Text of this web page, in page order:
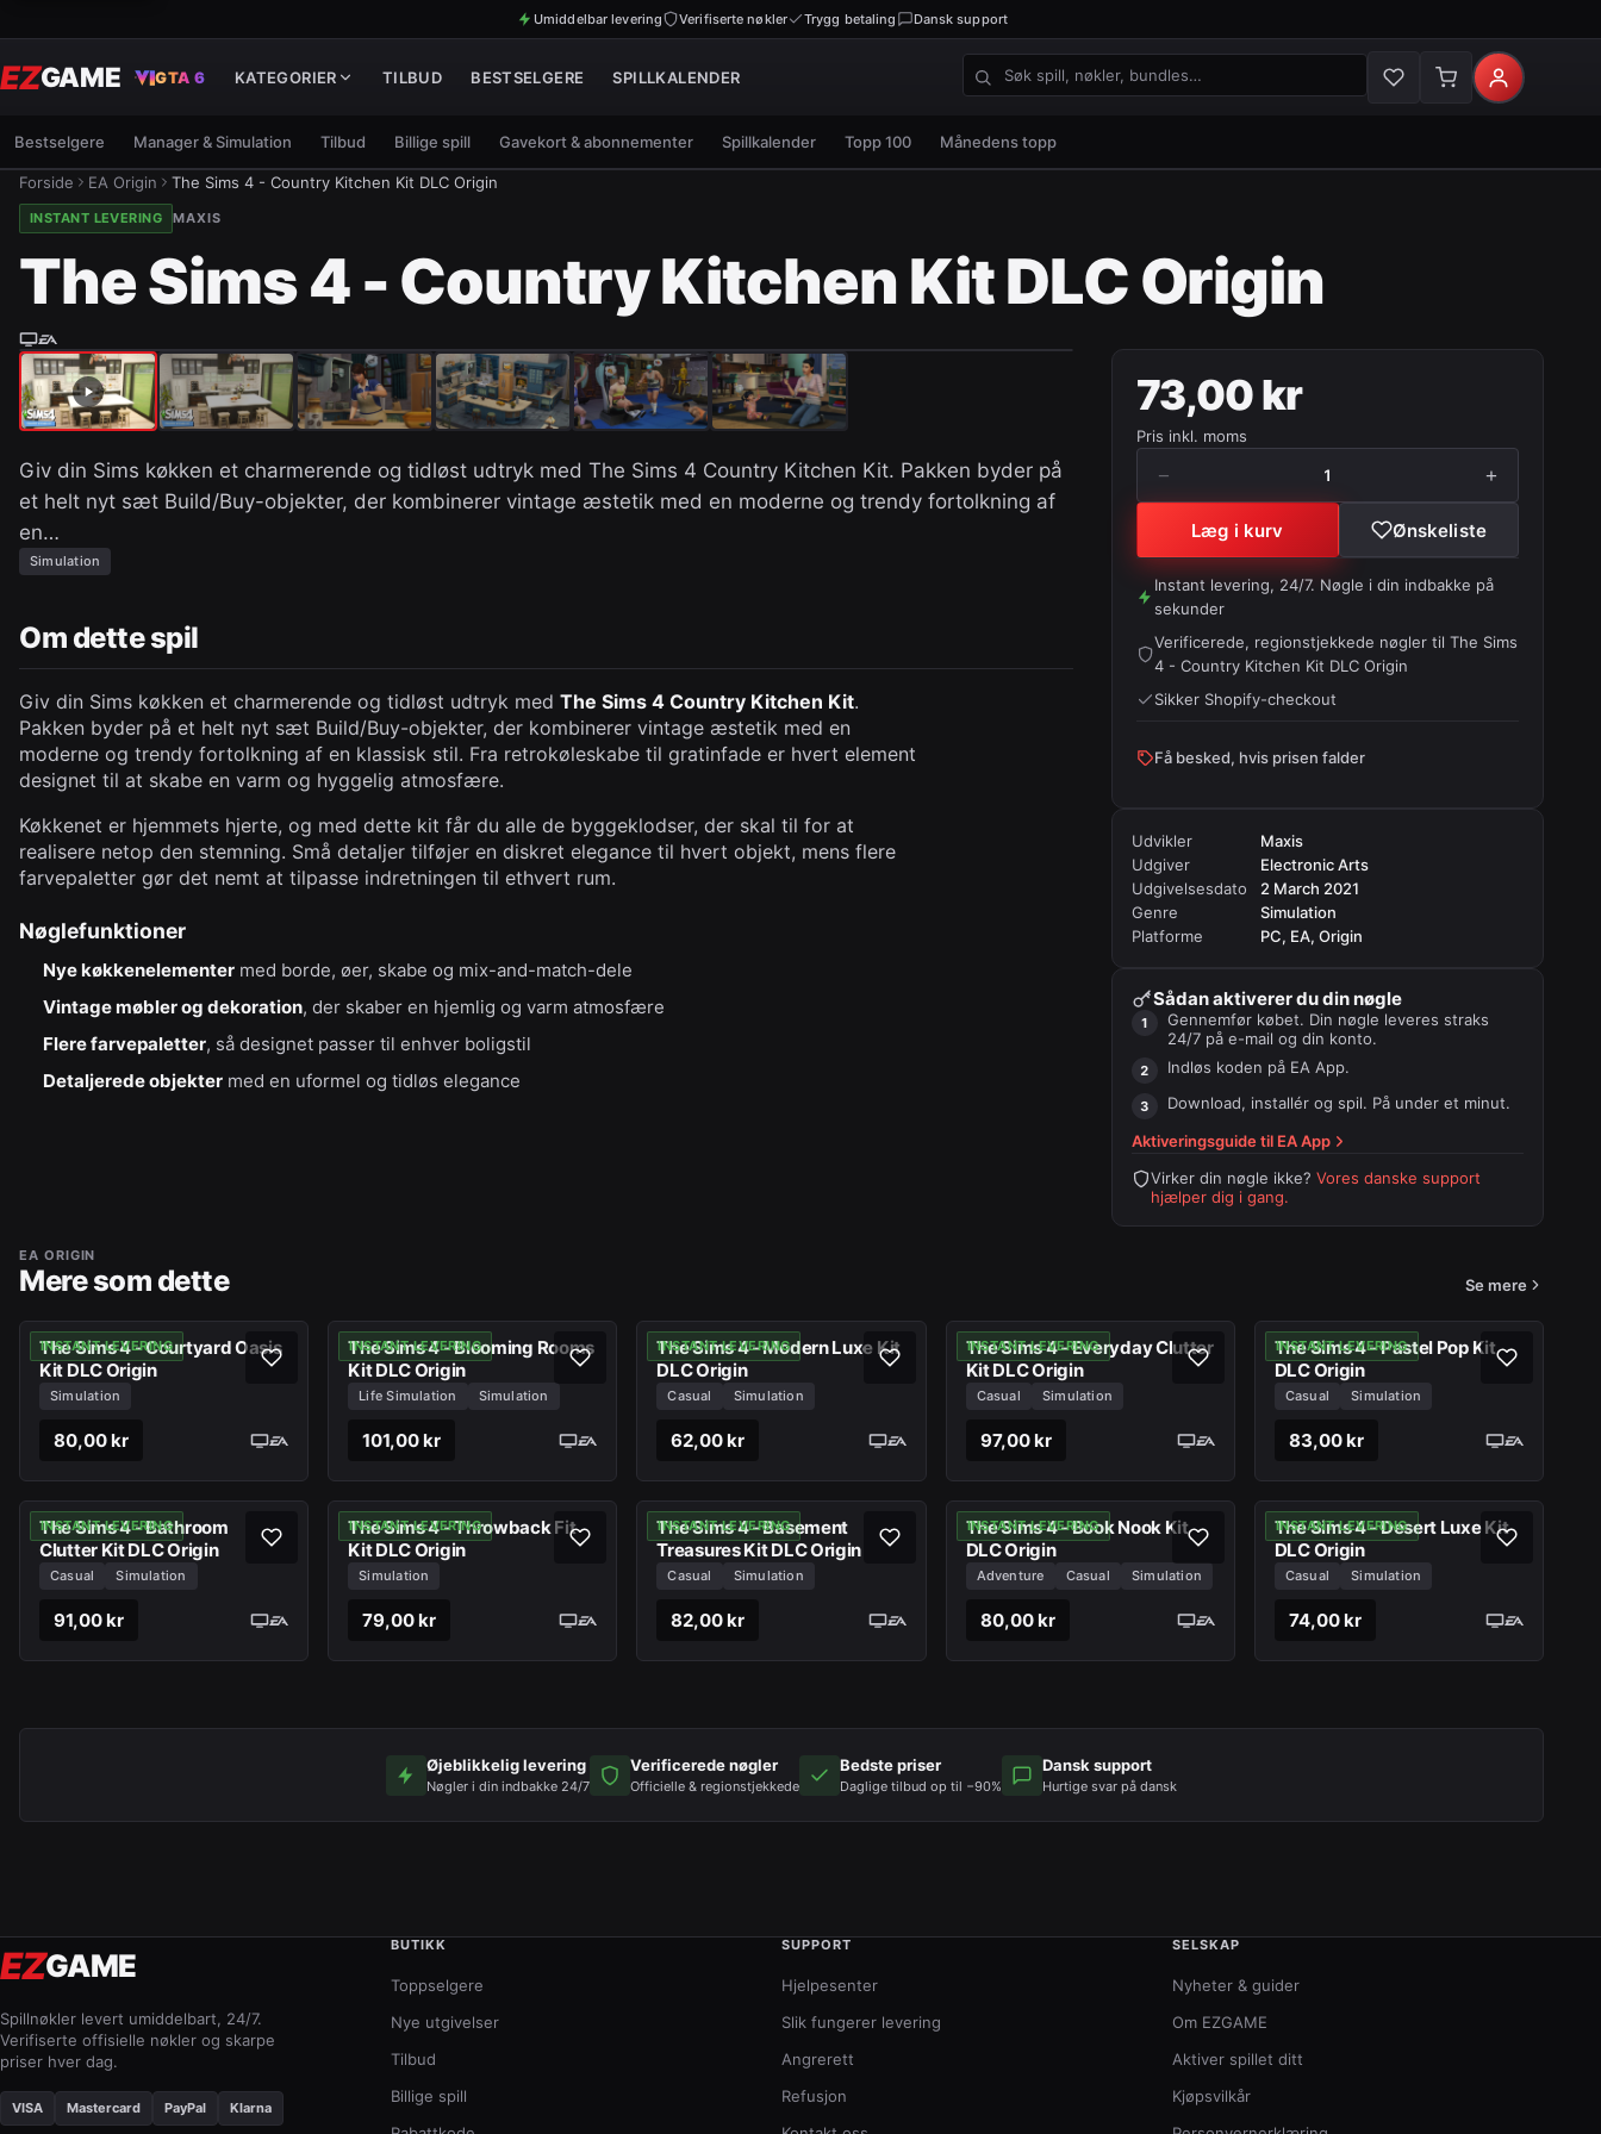
Umiddelbar levering Verifiserte nøkler Trygg betaling Dansk support
EZGAME GTA 6 KATEGORIER TILBUD BESTSELGERE SPILLKALENDER
Søk spill, nøkler og bundles
Bestselgere Manager & Simulation Tilbud Billige spill Gavekort & abonnementer Spillkalender Topp 100 Månedens topp
Forside EA Origin The Sims 4 - Country Kitchen Kit DLC Origin
INSTANT LEVERING MAXIS
The Sims 4 - Country Kitchen Kit DLC Origin
Giv din Sims køkken et charmerende og tidløst udtryk med The Sims 4 Country Kitchen Kit. Pakken byder på
et helt nyt sæt Build/Buy-objekter, der kombinerer vintage æstetik med en moderne og trendy fortolkning af
en…
Simulation
73,00 kr
Pris inkl. moms
− 1 +
Læg i kurv Ønskeliste
Instant levering, 24/7. Nøgle i din indbakke på
sekunder
Verificerede, regionstjekkede nøgler tilThe Sims
4 - Country Kitchen Kit DLC Origin
Sikker Shopify-checkout
Få besked, hvis prisen falder
Udvikler
Maxis
Udgiver
Electronic Arts
Udgivelsesdato
2 March 2021
Genre
Simulation
Platforme
PC, EA, Origin
Sådan aktiverer du din nøgle
Gennemfør købet. Din nøgle leveres straks
24/7 på e-mail og din konto.
Indløs koden på EA App.
Download, installér og spil. På under et minut.
Aktiveringsguide til EA App
Virker din nøgle ikke? Vores danske support
hjælper dig i gang.
Om dette spil
Giv din Sims køkken et charmerende og tidløst udtryk med The Sims 4 Country Kitchen Kit.
Pakken byder på et helt nyt sæt Build/Buy-objekter, der kombinerer vintage æstetik med en
moderne og trendy fortolkning af en klassisk stil. Fra retrokøleskabe til gratinfade er hvert element
designet til at skabe en varm og hyggelig atmosfære.
Køkkenet er hjemmets hjerte, og med dette kit får du alle de byggeklodser, der skal til for at
realisere netop den stemning. Små detaljer tilføjer en diskret elegance til hvert objekt, mens flere
farvepaletter gør det nemt at tilpasse indretningen til ethvert rum.
Nøglefunktioner
Nye køkkenelementer med borde, øer, skabe og mix-and-match-dele
Vintage møbler og dekoration, der skaber en hjemlig og varm atmosfære
Flere farvepaletter, så designet passer til enhver boligstil
Detaljerede objekter med en uformel og tidløs elegance
EA ORIGIN
Mere som dette Se mere
INSTANT LEVERING
The Sims 4 - Courtyard Oasis
Kit DLC Origin
Simulation
80,00 kr
INSTANT LEVERING
The Sims 4 - Blooming Rooms
Kit DLC Origin
Life Simulation Simulation
101,00 kr
INSTANT LEVERING
The Sims 4 - Modern Luxe Kit
DLC Origin
Casual Simulation
62,00 kr
INSTANT LEVERING
The Sims 4 - Everyday Clutter
Kit DLC Origin
Casual Simulation
97,00 kr
INSTANT LEVERING
The Sims 4 - Pastel Pop Kit
DLC Origin
Casual Simulation
83,00 kr
INSTANT LEVERING
The Sims 4 - Bathroom
Clutter Kit DLC Origin
Casual Simulation
91,00 kr
INSTANT LEVERING
The Sims 4 - Throwback Fit
Kit DLC Origin
Simulation
79,00 kr
INSTANT LEVERING
The Sims 4 - Basement
Treasures Kit DLC Origin
Casual Simulation
82,00 kr
INSTANT LEVERING
The Sims 4 - Book Nook Kit
DLC Origin
Adventure Casual Simulation
80,00 kr
INSTANT LEVERING
The Sims 4 - Desert Luxe Kit
DLC Origin
Casual Simulation
74,00 kr
Øjeblikkelig levering
Nøgler i din indbakke 24/7
Verificerede nøgler
Officielle & regionstjekkede
Bedste priser
Daglige tilbud op til −90%
Dansk support
Hurtige svar på dansk
EZGAME
Spillnøkler levert umiddelbart, 24/7.
Verifiserte offisielle nøkler og skarpe
priser hver dag.
VISA Mastercard PayPal Klarna
BUTIKK
Toppselgere
Nye utgivelser
Tilbud
Billige spill
SUPPORT
Hjelpesenter
Slik fungerer levering
Angrerett
Refusjon
SELSKAP
Nyheter & guider
Om EZGAME
Aktiver spillet ditt
Kjøpsvilkår